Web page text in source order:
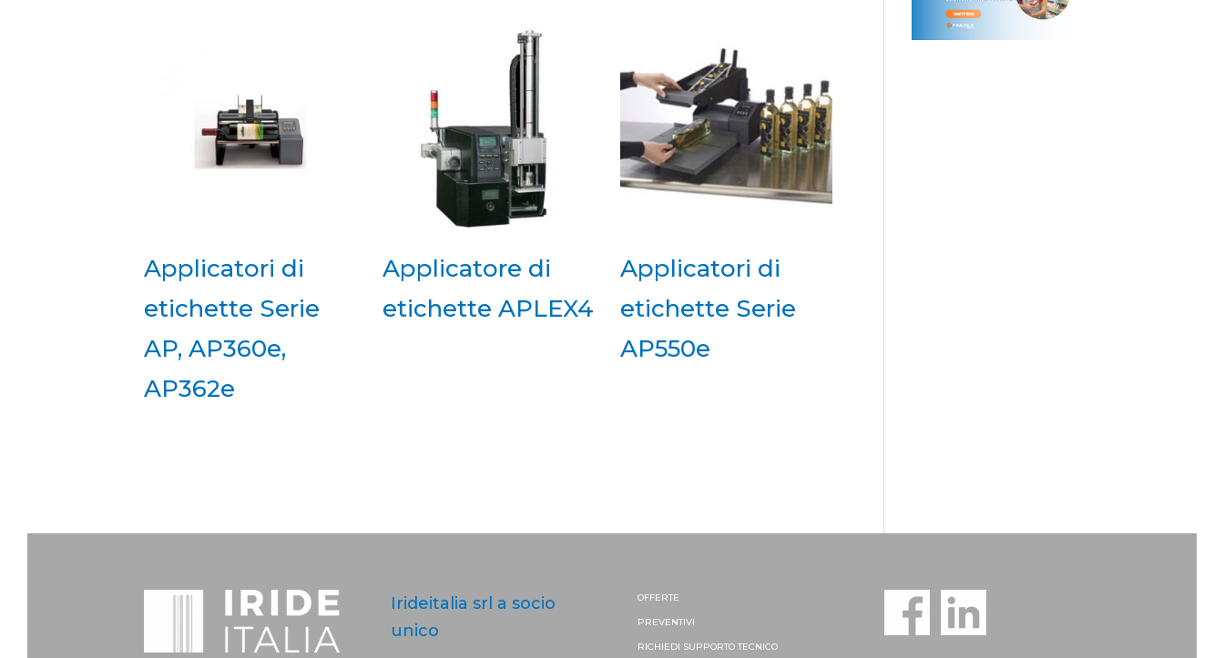
Applicatori di
etichette Serie
AP, AP360e,
AP362e
Applicatore di
etichette APLEX4
Applicatori di
etichette Serie
AP550e
Irideitalia srl a socio
unico
OFFERTE
PREVENTIVI
RICHIEDI SUPPORTOTECNICO